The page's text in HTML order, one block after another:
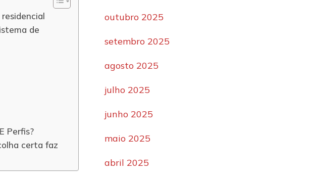
de
Perfis?
certa faz
outubro 2025
setembro 2025
agosto 2025
julho 2025
junho 2025
maio 2025
abril 2025